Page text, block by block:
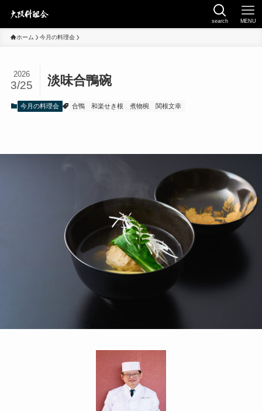
search MENU
ホーム 今月の料理会
淡味合鴨碗
2026
3/25
今月の料理会 合鴨 和楽せき根 煮物椀 関根文幸